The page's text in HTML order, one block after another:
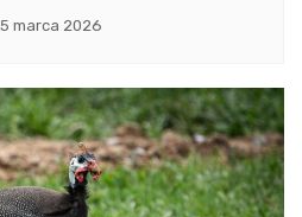
marca 2026